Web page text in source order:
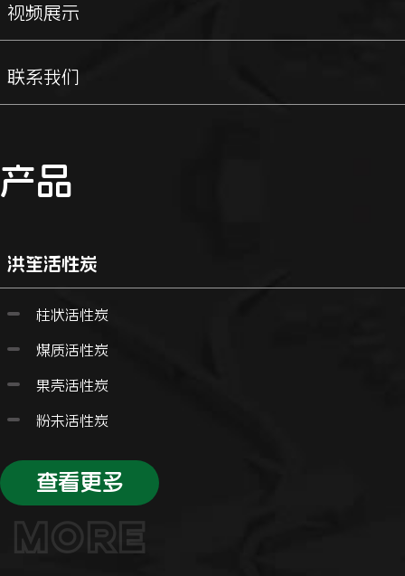
视频展示
联系我们
产品
洪笙活性炭
柱状活性炭
煤质活性炭
果壳活性炭
粉未活性炭
查看更多
MORE